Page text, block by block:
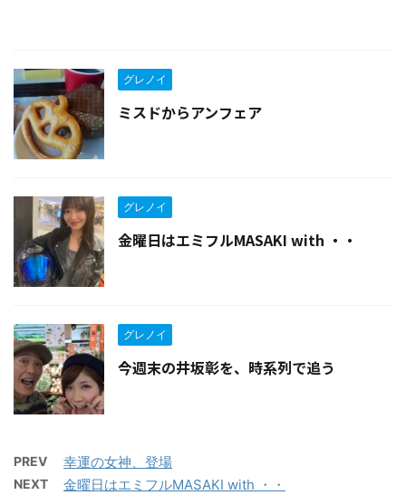
グレノイ
ミスドからアンフェア
グレノイ
金曜日はエミフルMASAKI with ・・
グレノイ
今週末の井坂彰を、時系列で追う
PREV 幸運の女神、登場
NEXT 金曜日はエミフルMASAKI with ・・